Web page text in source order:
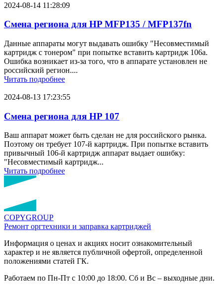
2024-08-14 11:28:09
Смена региона для HP MFP135 / MFP137fn
Данные аппараты могут выдавать ошибку "Несовместимый
картридж с тонером" при попытке вставить картридж 106a.
Ошибка возникает из-за того, что в аппарате установлен не
российский регион....
Читать подробнее
2024-08-13 17:23:55
Смена региона для HP 107
Ваш аппарат может быть сделан не для российского рынка.
Поэтому он требует 107-й картридж. При попытке вставить
привычный 106-й картридж аппарат выдает ошибку:
"Несовместимый картридж...
Читать подробнее
COPYGROUP
Ремонт оргтехники и заправка картриджей
Информация о ценах и акциях носит ознакомительный
характер и не является публичной офертой, определенной
положениями статей ГК.
Работаем по Пн-Пт с 10:00 до 18:00. Сб и Вс – выходные дни.